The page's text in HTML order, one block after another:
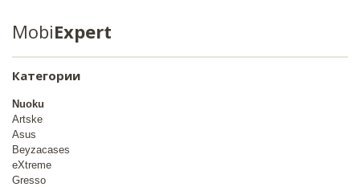
MobiExpert
Категории
Nuoku
Artske
Asus
Beyzacases
eXtreme
Gresso